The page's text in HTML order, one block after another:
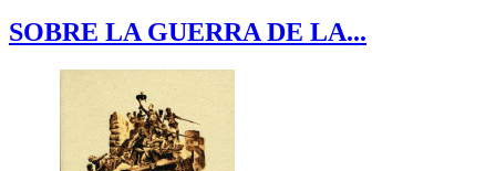
SOBRE LA GUERRA DE LA...